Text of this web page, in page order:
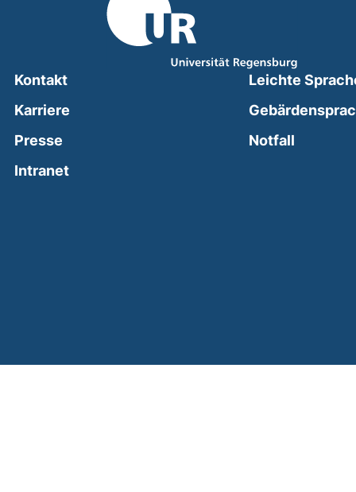
Kontakt
Karriere
Presse
Intranet(external link, opens in a new window)
Leichte
Notfall